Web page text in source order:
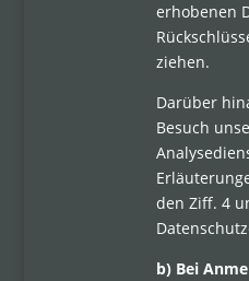
erhobenen
ziehen.
Darüber
Besuch
den Ziff. 4
b) Bei